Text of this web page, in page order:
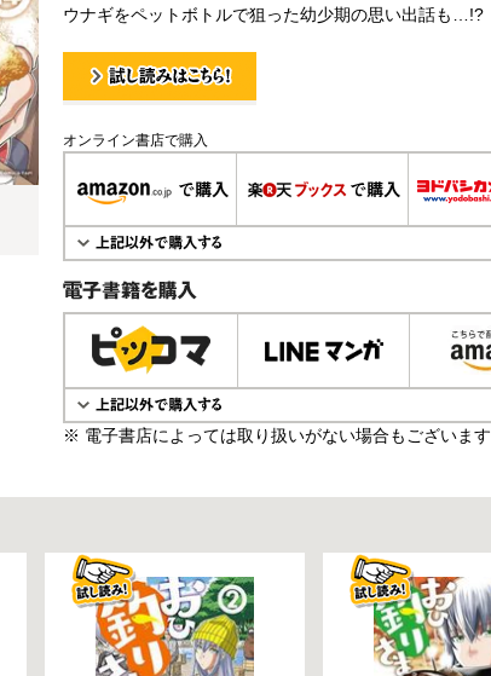
ウナギをペットボトルで狙った幼少期の思い出話も…!?
オンライン書店で購入
電子書籍で購入
※ 電子書店によっては取り扱いがない場合もございます